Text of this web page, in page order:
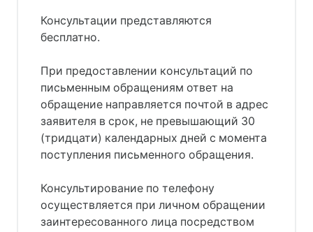
Консультации представляются
бесплатно.
При предоставлении консультаций по
письменным обращениям ответ на
обращение направляется почтой в адрес
заявителя в срок, не превышающий 30
(тридцати) календарных дней с момента
поступления письменного обращения.
Консультирование по телефону
осуществляется при личном обращении
заинтересованного лица посредством